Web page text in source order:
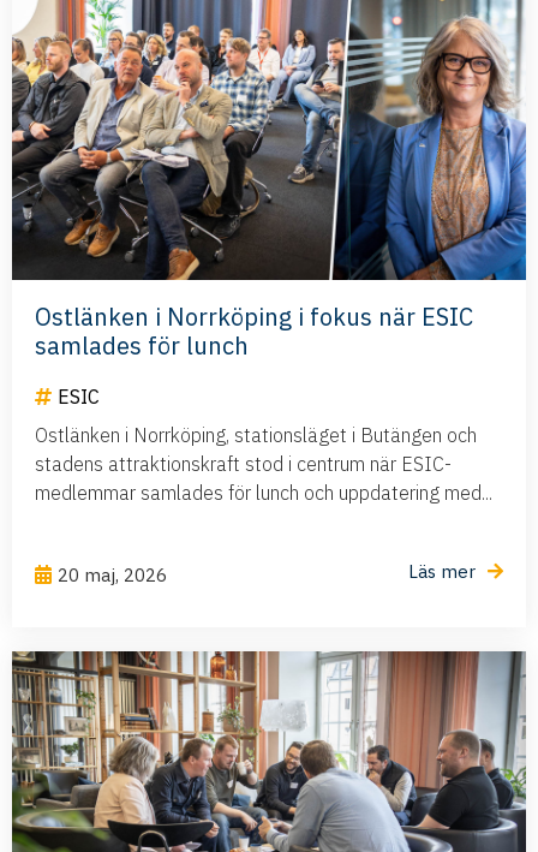
Ostlänken i Norrköping i fokus när ESIC
samlades för lunch
ESIC
Ostlänken i Norrköping, stationsläget i Butängen och
stadens attraktionskraft stod i centrum när ESIC-
medlemmar samlades för lunch och uppdatering med...
20 maj, 2026 Läs mer